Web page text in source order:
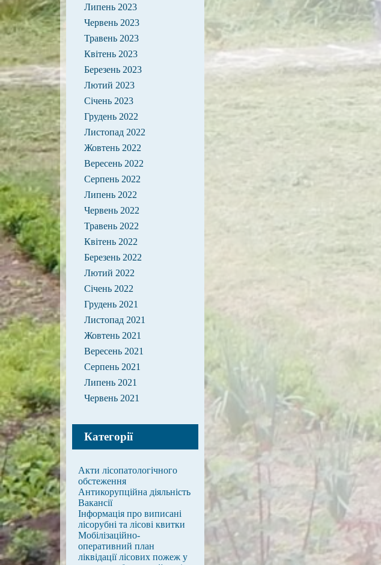
Липень 2023
Червень 2023
Травень 2023
Квітень 2023
Березень 2023
Лютий 2023
Січень 2023
Грудень 2022
Листопад 2022
Жовтень 2022
Вересень 2022
Серпень 2022
Липень 2022
Червень 2022
Травень 2022
Квітень 2022
Березень 2022
Лютий 2022
Січень 2022
Грудень 2021
Листопад 2021
Жовтень 2021
Вересень 2021
Серпень 2021
Липень 2021
Червень 2021
Категорії
Акти лісопатологічного
обстеження
Антикорупційна діяльність
Вакансії
Інформація про виписані
лісорубні та лісові квитки
Мобілізаційно-
оперативний план
ліквідації лісових пожеж у